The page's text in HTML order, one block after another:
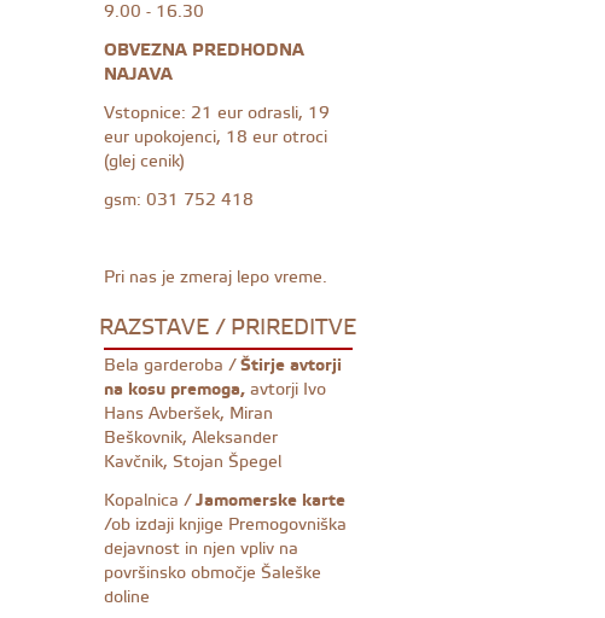
9.00 - 16.30
OBVEZNA PREDHODNA
NAJAVA
Vstopnice: 21 eur odrasli, 19
eur upokojenci, 18 eur otroci
(glej cenik)
gsm: 031 752 418
Pri nas je zmeraj lepo vreme.
RAZSTAVE / PRIREDITVE
Bela garderoba /Štirje avtorji
na kosu premoga,avtorji Ivo
Hans Avberšek, Miran
Beškovnik, Aleksander
Kavčnik, Stojan Špegel
Kopalnica /Jamomerske karte
/ob izdaji knjige Premogovniška
dejavnost in njen vpliv na
površinsko območje Šaleške
doline